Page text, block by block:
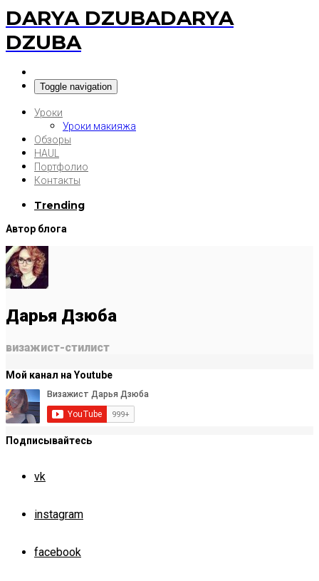
DARYA DZUBADARYA
DZUBA
Toggle navigation
Уроки
Уроки макияжа
Обзоры
HAUL
Портфолио
Контакты
Trending
Автор блога
Дарья Дзюба
визажист-стилист
Мой канал на Youtube
Подписывайтесь
vk
instagram
facebook